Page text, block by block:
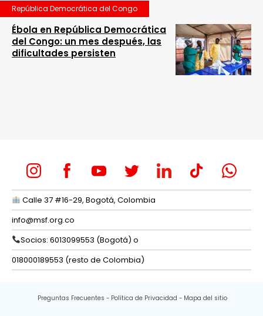
República Democrática del Congo
Ébola en República Democrática
del Congo: un mes después, las
dificultades persisten
Calle 37 #16-29, Bogotá, Colombia
info@msf.org.co
Socios: 6013099553 (Bogotá) o
018000189553 (resto de Colombia)
Preguntas Frecuentes Política de Privacidad Mapa del sitio